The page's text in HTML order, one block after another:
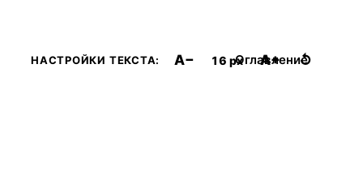
НАСТРОЙКИ ТЕКСТА: A− 16 px A+ ↺
Оглавление